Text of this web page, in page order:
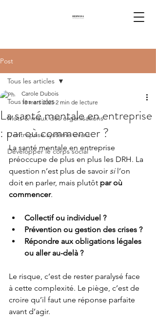
Post
Tous les articles
Mots & maux des organisations
L'entreprise système vivant
Développer le corps social
Tous les articles
La santé mentale en entreprise
: par où commencer ?
Carole Dubois
18 mars 2025 2 min de lecture
La santé mentale en entreprise
préoccupe de plus en plus les DRH. La
question n’est plus de savoir si l’on
doit en parler, mais plutôt par où
commencer.
Collectif ou individuel ?
Prévention ou gestion des crises ?
Répondre aux obligations légales
ou aller au-delà ?
Le risque, c’est de rester paralysé face
à cette complexité. Le piège, c’est de
croire qu’il faut une réponse parfaite
avant d’agir.